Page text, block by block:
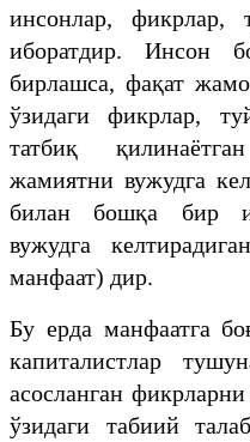
инсонлар, фикрлар,
иборатдир. Инсон
бирлашса, фақат
ўзидаги фикрлар,
татбиқ
жамиятни вужудга
билан бошқа бир
вужудга
манфаат) дир.
Бу ерда манфаатга
капиталистлар
асосланган
ўзидаги табиий